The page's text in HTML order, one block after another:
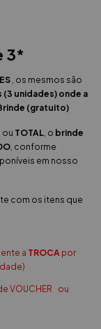
3*
, os mesmos são
unidades) onde a
(gratuito)
ou TOTAL , o brinde
, conforme
em nosso
com os itens que
a TROCA por
VOUCHER ou